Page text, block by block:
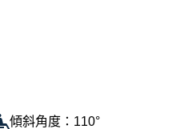
傾斜角度：110°